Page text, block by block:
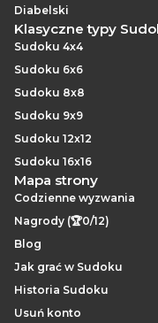
Diabelski
Klasyczne typy
Sudoku 4x4
Sudoku 6x6
Sudoku 8x8
Sudoku 9x9
Sudoku 12x12
Sudoku 16x16
Mapa strony
Codzienne wyzwania
Nagrody (🏆0/12)
Blog
Jak grać w Sudoku
Historia Sudoku
Usuń konto